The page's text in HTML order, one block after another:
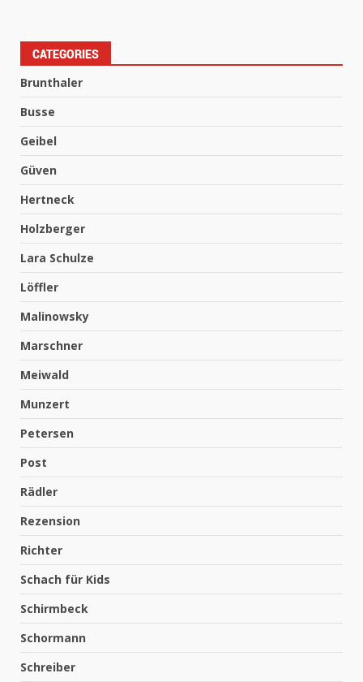
CATEGORIES
Brunthaler
Busse
Geibel
Güven
Hertneck
Holzberger
Lara Schulze
Löffler
Malinowsky
Marschner
Meiwald
Munzert
Petersen
Post
Rädler
Rezension
Richter
Schach für Kids
Schirmbeck
Schormann
Schreiber